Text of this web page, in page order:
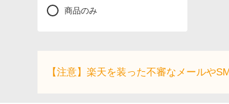
商品のみ
【注意】楽天を装った不審なメールや